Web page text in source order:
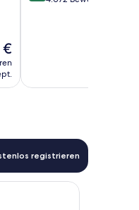
€
registrieren